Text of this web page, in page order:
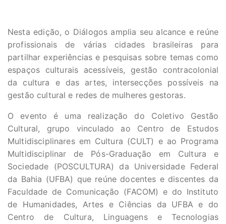
Nesta edição, o Diálogos amplia seu alcance e reúne
profissionais de várias cidades brasileiras para
partilhar experiências e pesquisas sobre temas como
espaços culturais acessíveis, gestão contracolonial
da cultura e das artes, intersecções possíveis na
gestão cultural e redes de mulheres gestoras.
O evento é uma realização do Coletivo Gestão
Cultural, grupo vinculado ao Centro de Estudos
Multidisciplinares em Cultura (CULT) e ao Programa
Multidisciplinar de Pós-Graduação em Cultura e
Sociedade (POSCULTURA) da Universidade Federal
da Bahia (UFBA) que reúne docentes e discentes da
Faculdade de Comunicação (FACOM) e do Instituto
de Humanidades, Artes e Ciências da UFBA e do
Centro de Cultura, Linguagens e Tecnologias